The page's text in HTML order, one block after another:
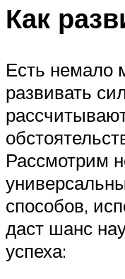
Как
Есть немало
развивать
Рассмотрим
способов,
даст шанс
успеха: